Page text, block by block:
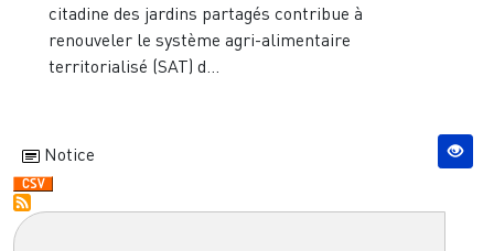
citadine des jardins partagés contribue à
renouveler le système agri-alimentaire
territorialisé (SAT) d...
Notice